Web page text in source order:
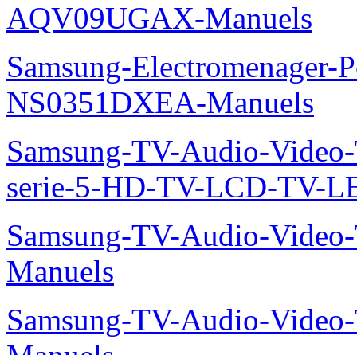
AQV09UGAX-Manuels
Samsung-
NS0351DXEA-Manuels
Samsung-TV-Audio-
serie-5-HD-TV-LCD-TV-
Samsung-TV-Audio-
Manuels
Samsung-TV-Audio-